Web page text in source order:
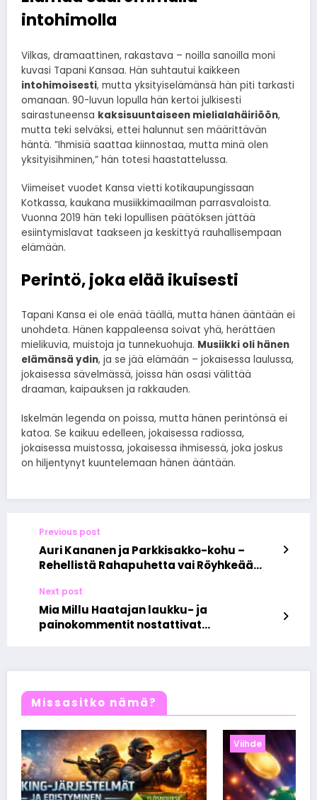
intohimolla
Vilkas, dramaattinen, rakastava – noilla sanoilla moni
kuvasi Tapani Kansaa. Hän suhtautui kaikkeen
intohimoisesti, mutta yksityiselämänsä hän piti tarkasti
omanaan. 90-luvun lopulla hän kertoi julkisesti
sairastuneensa kaksisuuntaiseen mielialahäiriöön,
mutta teki selväksi, ettei halunnut sen määrittävän
häntä. ”Ihmisiä saattaa kiinnostaa, mutta minä olen
yksityisihminen,” hän totesi haastattelussa.
Viimeiset vuodet Kansa vietti kotikaupungissaan
Kotkassa, kaukana musiikkimaailman parrasvaloista.
Vuonna 2019 hän teki lopullisen päätöksen jättää
esiintymislavat taakseen ja keskittyä rauhallisempaan
elämään.
Perintö, joka elää ikuisesti
Tapani Kansa ei ole enää täällä, mutta hänen ääntään ei
unohdeta. Hänen kappaleensa soivat yhä, herättäen
mielikuvia, muistoja ja tunnekuohuja. Musiikki oli hänen
elämänsä ydin, ja se jää elämään – jokaisessa laulussa,
jokaisessa sävelmässä, joissa hän osasi välittää
draaman, kaipauksen ja rakkauden.
Iskelmän legenda on poissa, mutta hänen perintönsä ei
katoa. Se kaikuu edelleen, jokaisessa radiossa,
jokaisessa muistossa, jokaisessa ihmisessä, joka joskus
on hiljentynyt kuuntelemaan hänen ääntään.
Previous post
Auri Kananen ja Parkkisakko-kohu –
Rehellistä Rahapuhetta vai Röyhkeää
Next post
Mia Millu Haatajan laukku- ja
painokommentit nostattivat
Missasitko nämä?
Viihde